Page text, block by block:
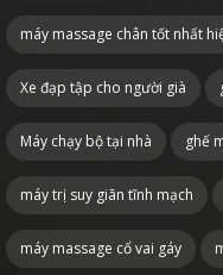
máy massage chân tốt nhất
Xe đạp tập cho người già
Máy chạy bộ tại nhà ghế
máy trị suy giãn tĩnh mạch
máy massage cổ vai gáy